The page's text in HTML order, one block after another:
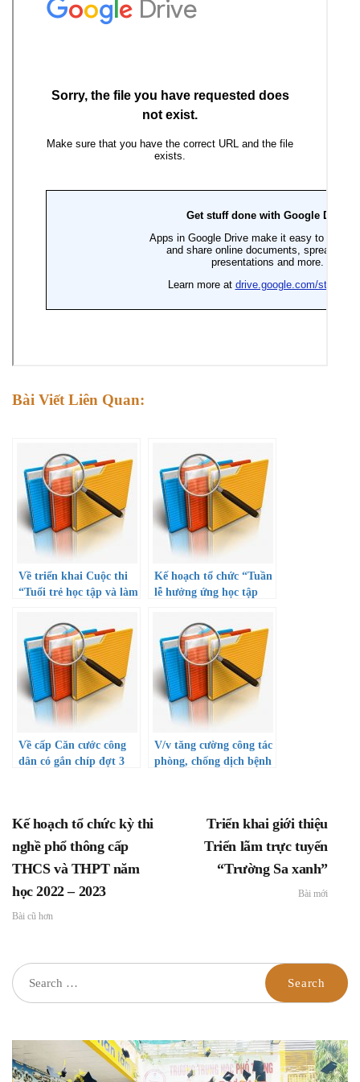
Bài Viết Liên Quan:
Về triển khai Cuộc thi
“Tuổi trẻ học tập và làm
phong cách Hồ Chí
Minh” năm 2022
Kế hoạch tổ chức “Tuần
lễ hưởng ứng học tập
Công văn hướng dẫn
triển khai thực hiện
Về cấp Căn cước công
dân có gắn chíp đợt 3
V/v tăng cường công tác
phòng, chống dịch bệnh
Kế hoạch tổ chức kỳ thi
nghề phổ thông cấp
THCS và THPT năm
học 2022 – 2023
Bài cũ hơn
Triển khai giới thiệu
Triển lãm trực tuyến
“Trường Sa xanh”
Bài mới